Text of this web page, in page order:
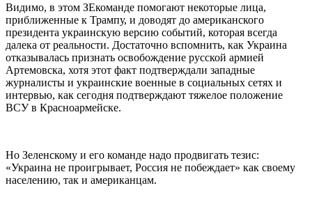
Видимо, в этом ЗЕкоманде помогают некоторые лица,
приближенные к Трампу, и доводят до американского
президента украинскую версию событий, которая всегда
далека от реальности. Достаточно вспомнить, как Украина
отказывалась признать освобождение русской армией
Артемовска, хотя этот факт подтверждали западные
журналисты и украинские военные в социальных сетях и
интервью, как сегодня подтверждают тяжелое положение
ВСУ в Красноармейске.
Но Зеленскому и его команде надо продвигать тезис:
«Украина не проигрывает, Россия не побеждает» как своему
населению, так и американцам.